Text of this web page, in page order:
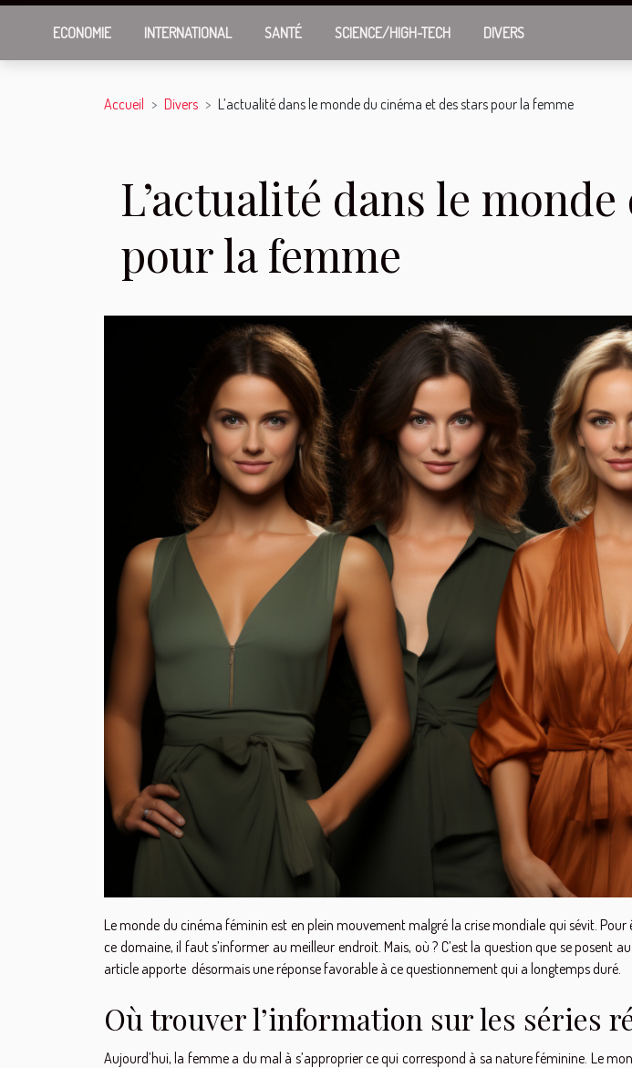
ECONOMIE INTERNATIONAL SANTÉ SCIENCE/HIGH-TECH DIVERS
Accueil Divers L’actualité dans le monde du cinéma et des stars pour la femme
L’actualité dans le
pour la femme
Le monde du cinéma féminin est en plein mouvement malgré la crise mondiale qui sévit.
ce domaine, il faut s’informer au meilleur endroit. Mais, où ? C’est la question que se posent
article apporte désormais une réponse favorable à ce questionnement qui a longtemps duré.
Où trouver l’information sur les séries
Aujourd’hui, la femme a du mal à s’approprier ce qui correspond à sa nature féminine. Le